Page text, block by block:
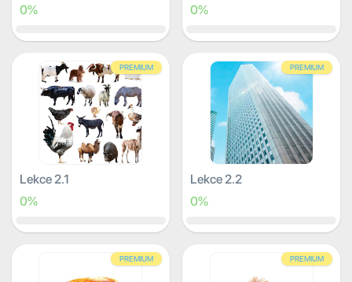
0%
0%
PREMIUM
Lekce 2.1
0%
PREMIUM
Lekce 2.2
0%
PREMIUM PREMIUM